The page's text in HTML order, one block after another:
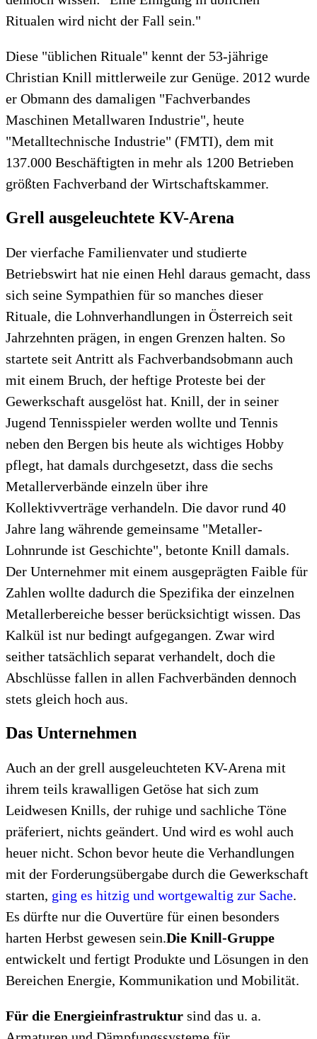
Ritualen wird nicht der Fall sein."
Diese "üblichen Rituale" kennt der 53-jährige
Christian Knill mittlerweile zur Genüge. 2012 wurde
er Obmann des damaligen "Fachverbandes
Maschinen Metallwaren Industrie", heute
"Metalltechnische Industrie" (FMTI), dem mit
137.000 Beschäftigten in mehr als 1200 Betrieben
größten Fachverband der Wirtschaftskammer.
Grell ausgeleuchtete KV-Arena
Der vierfache Familienvater und studierte
Betriebswirt hat nie einen Hehl daraus gemacht, dass
sich seine Sympathien für so manches dieser
Rituale, die Lohnverhandlungen in Österreich seit
Jahrzehnten prägen, in engen Grenzen halten. So
startete seit Antritt als Fachverbandsobmann auch
mit einem Bruch, der heftige Proteste bei der
Gewerkschaft ausgelöst hat. Knill, der in seiner
Jugend Tennisspieler werden wollte und Tennis
neben den Bergen bis heute als wichtiges Hobby
pflegt, hat damals durchgesetzt, dass die sechs
Metallerverbände einzeln über ihre
Kollektivverträge verhandeln. Die davor rund 40
Jahre lang währende gemeinsame "Metaller-
Lohnrunde ist Geschichte", betonte Knill damals.
Der Unternehmer mit einem ausgeprägten Faible für
Zahlen wollte dadurch die Spezifika der einzelnen
Metallerbereiche besser berücksichtigt wissen. Das
Kalkül ist nur bedingt aufgegangen. Zwar wird
seither tatsächlich separat verhandelt, doch die
Abschlüsse fallen in allen Fachverbänden dennoch
stets gleich hoch aus.
Das Unternehmen
Auch an der grell ausgeleuchteten KV-Arena mit
ihrem teils krawalligen Getöse hat sich zum
Leidwesen Knills, der ruhige und sachliche Töne
präferiert, nichts geändert. Und wird es wohl auch
heuer nicht. Schon bevor heute die Verhandlungen
mit der Forderungsübergabe durch die Gewerkschaft
starten, ging es hitzig und wortgewaltig zur Sache.
Es dürfte nur die Ouvertüre für einen besonders
harten Herbst gewesen sein.Die Knill-Gruppe
entwickelt und fertigt Produkte und Lösungen in den
Bereichen Energie, Kommunikation und Mobilität.
Für die Energieinfrastruktur sind das u. a.